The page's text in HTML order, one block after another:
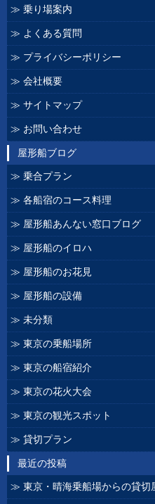
乗り場案内
よくある質問
プライバシーポリシー
会社概要
サイトマップ
お問い合わせ
屋形船ブログ
乗合プラン
各船宿のコース料理
屋形船あんない窓口ブログ
屋形船のイロハ
屋形船のお花見
屋形船の設備
未分類
東京の乗船場所
東京の船宿紹介
東京の花火大会
東京の観光スポット
貸切プラン
最近の投稿
東京・晴海乗船場からの貸